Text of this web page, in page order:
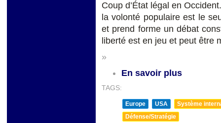
Coup d’État légal en
la volonté populaire est le
et prend forme un débat
liberté est en jeu et peut être
»
En savoir plus
TAGS:
Europe USA
Système
Défense/Stratégie